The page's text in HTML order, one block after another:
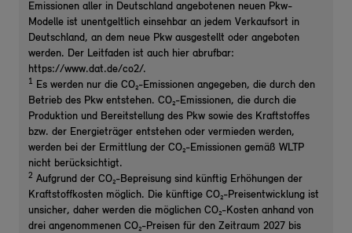
Emissionen aller in Deutschland angebotenen neuen Pkw-
Modelle ist unentgeltlich einsehbar an jedem Verkaufsort in
Deutschland, an dem neue Pkw ausgestellt oder angeboten
werden. Der Leitfaden ist auch hier abrufbar:
https://www.dat.de/co2/.
1 Es werden nur die CO₂-Emissionen angegeben, die durch den
Betrieb des Pkw entstehen. CO₂-Emissionen, die durch die
Produktion und Bereitstellung des Pkw sowie des Kraftstoffes
bzw. der Energieträger entstehen oder vermieden werden,
werden bei der Ermittlung der CO₂-Emissionen gemäß WLTP
nicht berücksichtigt.
2 Aufgrund der CO₂-Bepreisung sind künftig Erhöhungen der
Kraftstoffkosten möglich. Die künftige CO₂-Preisentwicklung ist
unsicher, daher werden die möglichen CO₂-Kosten anhand von
drei angenommenen CO₂-Preisen für den Zeitraum 2027 bis